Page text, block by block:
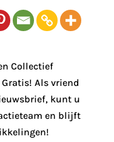
Collectief
Als vriend
kunt u
en blijft